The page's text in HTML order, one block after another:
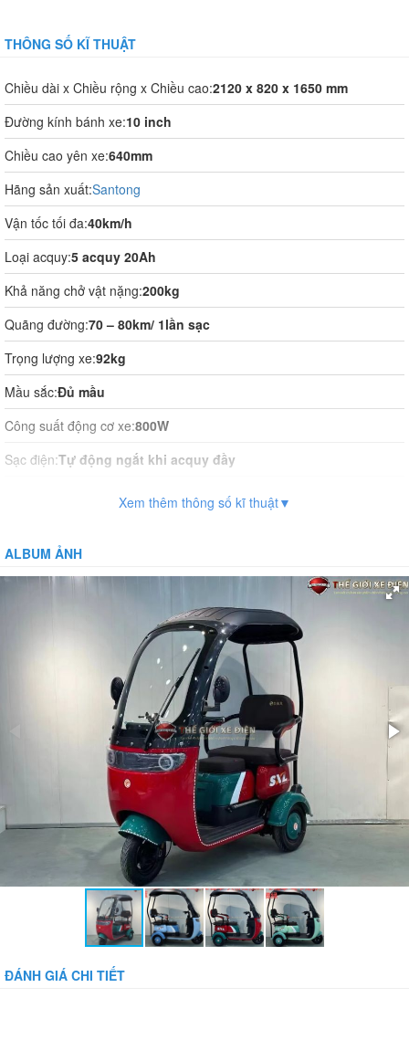
THÔNG SỐ KĨ THUẬT
Chiều dài x Chiều rộng x Chiều cao:2120 x 820 x 1650 mm
Đường kính bánh xe:10 inch
Chiều cao yên xe:640mm
Hãng sản xuất:Santong
Vận tốc tối đa:40km/h
Loại acquy:5 acquy 20Ah
Khả năng chở vật nặng:200kg
Quãng đường:70 – 80km/ 1lần sạc
Trọng lượng xe:92kg
Mầu sắc:Đủ mầu
Công suất động cơ xe:800W
Sạc điện:Tự động ngắt khi acquy đầy
10 tiếng
Hệ thống phanh:
Gương, sạc, sổ bảo hành
Xem thêm thông số kĩ thuật▼
ALBUM ẢNH
ĐÁNH GIÁ CHI TIẾT